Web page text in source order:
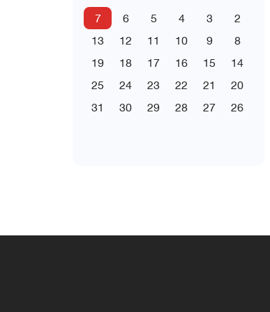
2
3
4
5
6
7
8
9
10
11
12
13
14
15
16
17
18
19
20
21
22
23
24
25
26
27
28
29
30
31